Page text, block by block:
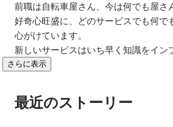
前職は自転車屋さん、今は何でも屋さ
好奇心旺盛に、どのサービスでも何で
心がけています。
新しいサービスはいち早く知識をイン
さらに表示
最近のストーリー